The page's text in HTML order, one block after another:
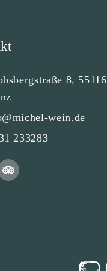
8, 55116
wein.de
233283
T
r